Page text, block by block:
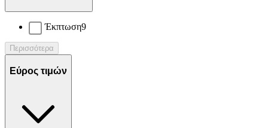
Έκπτωση9
Περισσότερα
Εύρος τιμών